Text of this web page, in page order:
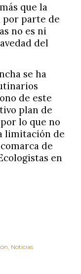
que la
por parte de
no es ni
del
se ha
de este
plan de
lo que no
limitación de
de
en
Noticias